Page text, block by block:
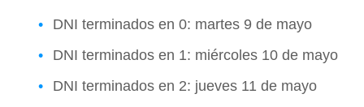
DNI terminados en 0: martes 9 de mayo
DNI terminados en 1: miércoles 10 de mayo
DNI terminados en 2: jueves 11 de mayo